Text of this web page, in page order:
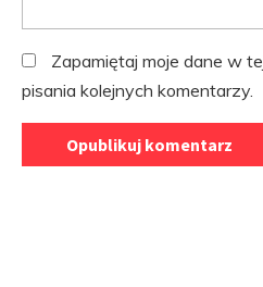
Zapamiętaj moje dane w
pisania kolejnych komentarzy.